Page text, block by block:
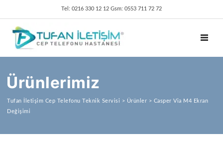
Tel: 0216 330 12 12 Gsm: 0553 711 72 72
Ürünlerimiz
Tufan İletişim Cep Telefonu Teknik Servisi > Ürünler > Casper Via M4 Ekran
Değişimi